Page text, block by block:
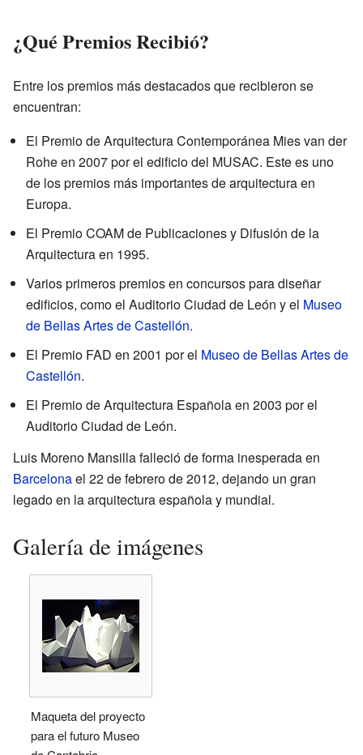
¿Qué Premios Recibió?
Entre los premios más destacados que recibieron se
encuentran:
El Premio de Arquitectura Contemporánea Mies van der
Rohe en 2007 por el edificio del MUSAC. Este es uno
de los premios más importantes de arquitectura en
Europa.
El Premio COAM de Publicaciones y Difusión de la
Arquitectura en 1995.
Varios primeros premios en concursos para diseñar
edificios, como el Auditorio Ciudad de León y el Museo
de Bellas Artes de Castellón.
El Premio FAD en 2001 por el Museo de Bellas Artes de
Castellón.
El Premio de Arquitectura Española en 2003 por el
Auditorio Ciudad de León.
Luis Moreno Mansilla falleció de forma inesperada en
Barcelonael 22 de febrero de 2012, dejando un gran
legado en la arquitectura española y mundial.
Galería de imágenes
Maqueta del proyecto
para el futuro Museo